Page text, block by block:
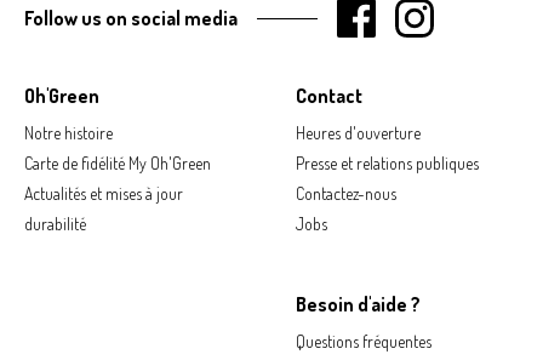
Oh'Green
Notre histoire
Carte de fidélité My Oh'Green
Actualités et mises à jour
durabilité
Contact
Heures d'ouverture
Presse et relations publiques
Contactez-nous
Jobs
Besoin d'aide ?
Questions fréquentes
Follow us on social media